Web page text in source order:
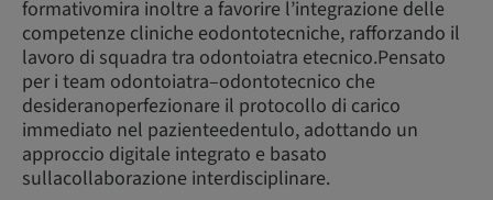
formativomira inoltre a favorire l’integrazione delle
competenze cliniche eodontotecniche, rafforzando il
lavoro di squadra tra odontoiatra etecnico.Pensato
per i team odontoiatra–odontotecnico che
desideranoperfezionare il protocollo di carico
immediato nel pazienteedentulo, adottando un
approccio digitale integrato e basato
sullacollaborazione interdisciplinare.